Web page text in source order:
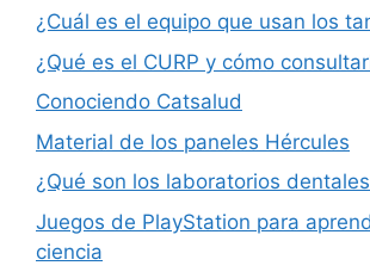
¿Cuál es el equipo que usan los
¿Qué es el CURP y cómo
Conociendo Catsalud
Material de los paneles Hércules
¿Qué son los laboratorios
Juegos de PlayStation para
ciencia